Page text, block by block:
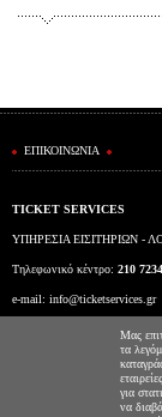
ΕΠΙΚΟΙΝΩΝΙΑ
TICKET SERVICES
ΥΠΗΡΕΣΙΑ ΕΙΣΙΤΗΡΙΩΝ -
Τηλεφωνικό κέντρο: 210
e-mail: info@ticketservices.gr
Εκδοτήριο: Πανεπιστημίου
Ώρες λειτουργίας
Μας
τα
για
να